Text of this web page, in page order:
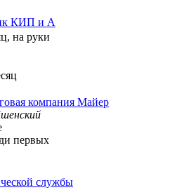
КИП и А
на руки
компания Майер
первых
службы